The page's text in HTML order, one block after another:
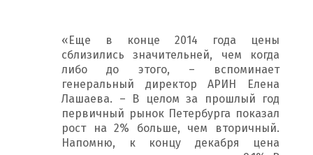
«Еще в конце 2014 года цены
сблизились значительней, чем когда
либо до этого, – вспоминает
генеральный директор АРИН Елена
Лашаева. – В целом за прошлый год
первичный рынок Петербурга показал
рост на 2% больше, чем вторичный.
Напомню, к концу декабря цена